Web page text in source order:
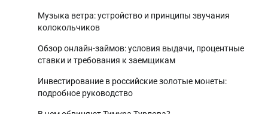
Музыка ветра: устройство и принципы звучания
колокольчиков
Обзор онлайн-займов: условия выдачи, процентные
ставки и требования к заемщикам
Инвестирование в российские золотые монеты:
подробное руководство